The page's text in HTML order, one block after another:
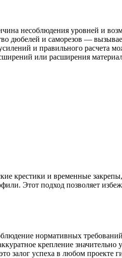
несоблюдения уровней и
дюбелей и саморезов —
и правильного расчета
или расширения
крестики и временные
Этот подход позволяет
нормативных
крепление
залог успеха в любом проекте